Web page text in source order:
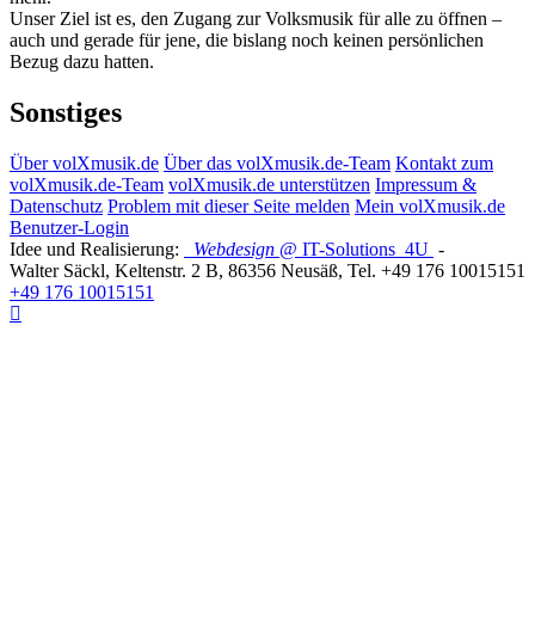
Unser Ziel ist es, den Zugang zur Volksmusik für alle zu öffnen –
auch und gerade für jene, die bislang noch keinen persönlichen
Bezug dazu hatten.
Sonstiges
Über volXmusik.de Über das volXmusik.de-Team Kontakt zum
volXmusik.de-Team volXmusik.de unterstützen Impressum &
Datenschutz Problem mit dieser Seite melden Mein volXmusik.de
Benutzer-Login
Idee und Realisierung:
Webdesign @ IT-Solutions 4U -
Walter Säckl, Keltenstr. 2 B, 86356 Neusäß, Tel. +49 176 10015151
+49 176 10015151